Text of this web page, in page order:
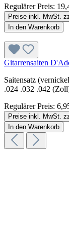
Regulärer Preis:
Preise inkl. MwSt.
In den Warenkorb
Gitarrensaiten
Saitensatz
.024 .032 .042
Regulärer Preis:
Preise inkl. MwSt.
In den Warenkorb